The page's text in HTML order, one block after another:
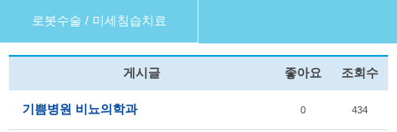
로봇수술 / 미세침습치료
게시글 좋아요 조회수
기쁨병원 비뇨의학과 0 434